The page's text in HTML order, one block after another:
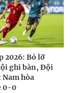
2026: Bỏ lỡ
ghi bàn, Đội
hòa
0-0